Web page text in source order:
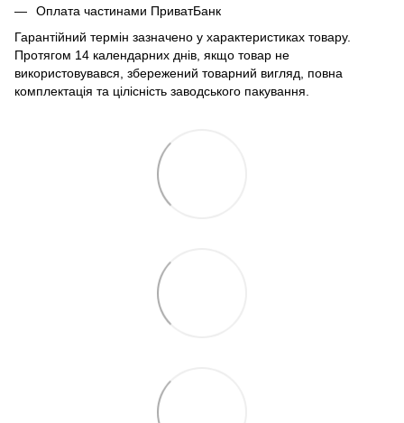
Оплата частинами ПриватБанк
Гарантійний термін зазначено у характеристиках товару.
Протягом 14 календарних днів, якщо товар не
використовувався, збережений товарний вигляд, повна
комплектація та цілісність заводського пакування.